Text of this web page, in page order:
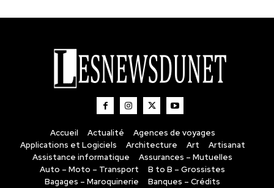
Accueil Actualité
Agences de voyages
Applications et Logiciels
Architecture Art
Artisanat
Assistance informatique
Assurances – Mutuelles
Auto – Moto – Transport
B to B – Grossistes
Bagages – Maroquinerie
Banques – Crédits